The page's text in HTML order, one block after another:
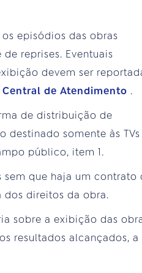
episódios das obras
reprises. Eventuais
devem ser
Central de Atendimento .
de distribuição de
destinado somente às TVs
público, item 1.
sem que haja um contrato
direitos da obra.
sobre a exibição das
resultados alcançados, a